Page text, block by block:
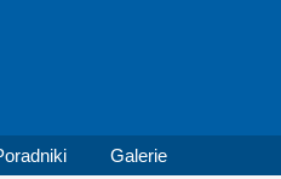
Galerie